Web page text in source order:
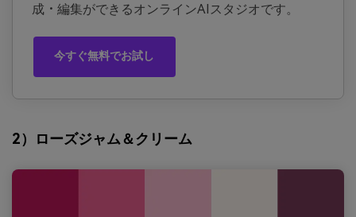
成・編集ができるオンラインAIスタジオです。
今すぐ無料でお試し
2）ローズジャム＆クリーム